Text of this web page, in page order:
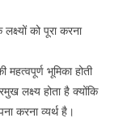
को पूरा करना
महत्वपूर्ण भूमिका होती
लक्ष्य होता है क्योंकि
करना व्यर्थ है।